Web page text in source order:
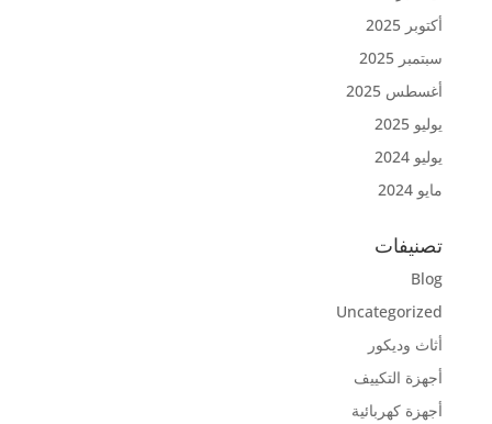
أكتوبر 2025
سبتمبر 2025
أغسطس 2025
يوليو 2025
يوليو 2024
مايو 2024
تصنيفات
Blog
Uncategorized
أثاث وديكور
أجهزة التكييف
أجهزة كهربائية